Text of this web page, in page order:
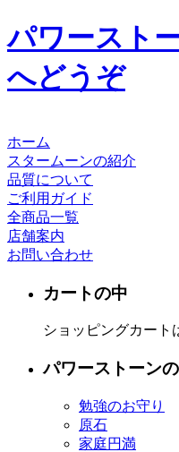
パワースト
へどうぞ
ホーム
スタームーンの紹介
品質について
ご利用ガイド
全商品一覧
店舗案内
お問い合わせ
カートの中
ショッピングカート
パワーストーン
勉強のお守り
原石
家庭円満